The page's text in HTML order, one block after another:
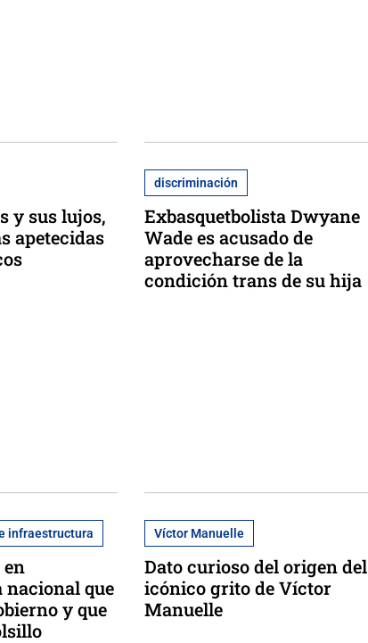
y sus lujos,
apetecidas
discriminación
Exbasquetbolista Dwyane
Wade es acusado de
aprovecharse de la
condición trans de su hija
infraestructura
en
que
y que
Víctor Manuelle
Dato curioso del origen del
icónico grito de Víctor
Manuelle